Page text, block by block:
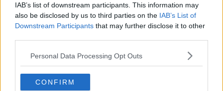
IAB’s list of downstream participants. This information may
also be disclosed by us to third parties on the IAB’s List of
Downstream Participants that may further disclose it to other
Personal Data Processing Opt Outs
CONFIRM
Videogallery